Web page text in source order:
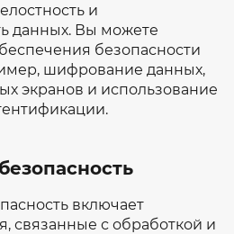
и
данных. Вы можете
безопасности
шифрование данных,
экранов и использование
включает
связанные с обработкой и